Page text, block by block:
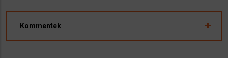
Kommentek